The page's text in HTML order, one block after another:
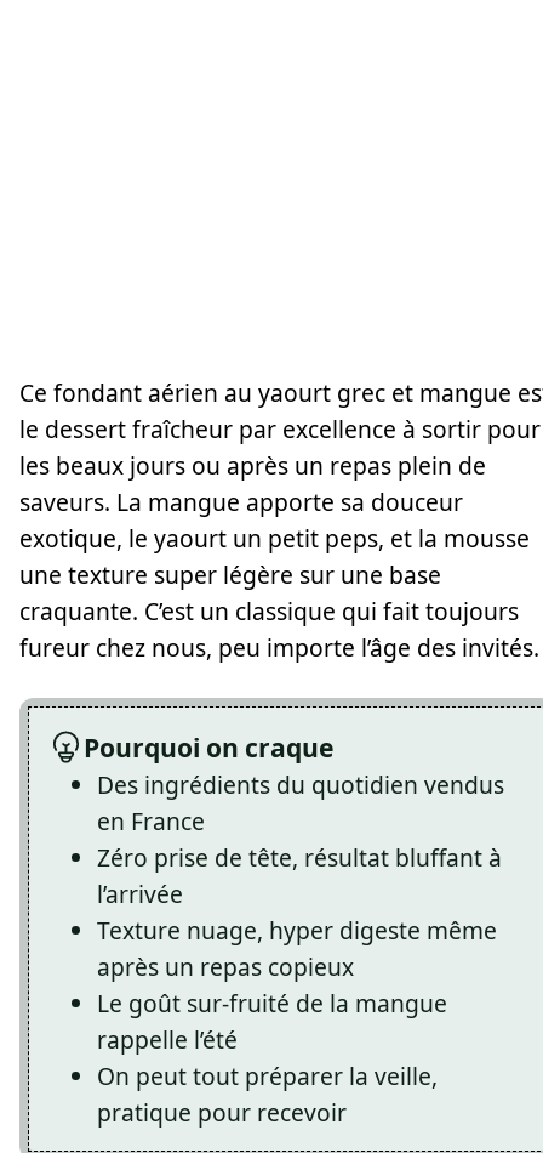
Ce fondant aérien au yaourt grec et mangue
le dessert fraîcheur par excellence à sortir pour
les beaux jours ou après un repas plein de
saveurs. La mangue apporte sa douceur
exotique, le yaourt un petit peps, et la mousse
une texture super légère sur une base
craquante. C’est un classique qui fait toujours
fureur chez nous, peu importe l’âge des invités.
Pourquoi on craque
Des ingrédients du quotidien vendus
en France
Zéro prise de tête, résultat bluffant à
l’arrivée
Texture nuage, hyper digeste même
après un repas copieux
Le goût sur-fruité de la mangue
rappelle l’été
On peut tout préparer la veille,
pratique pour recevoir